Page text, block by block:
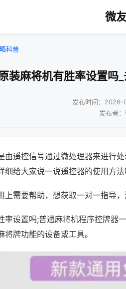
微
科普
装麻将机有胜率设置吗
发布时间：2026-
发布者
由遥控信号通过微处理器来进行
细给大家说一说遥控器的使用方法
上需要帮助，想获取一对一指导
率设置吗;普通麻将机程序控牌器
将牌功能的设备或工具。